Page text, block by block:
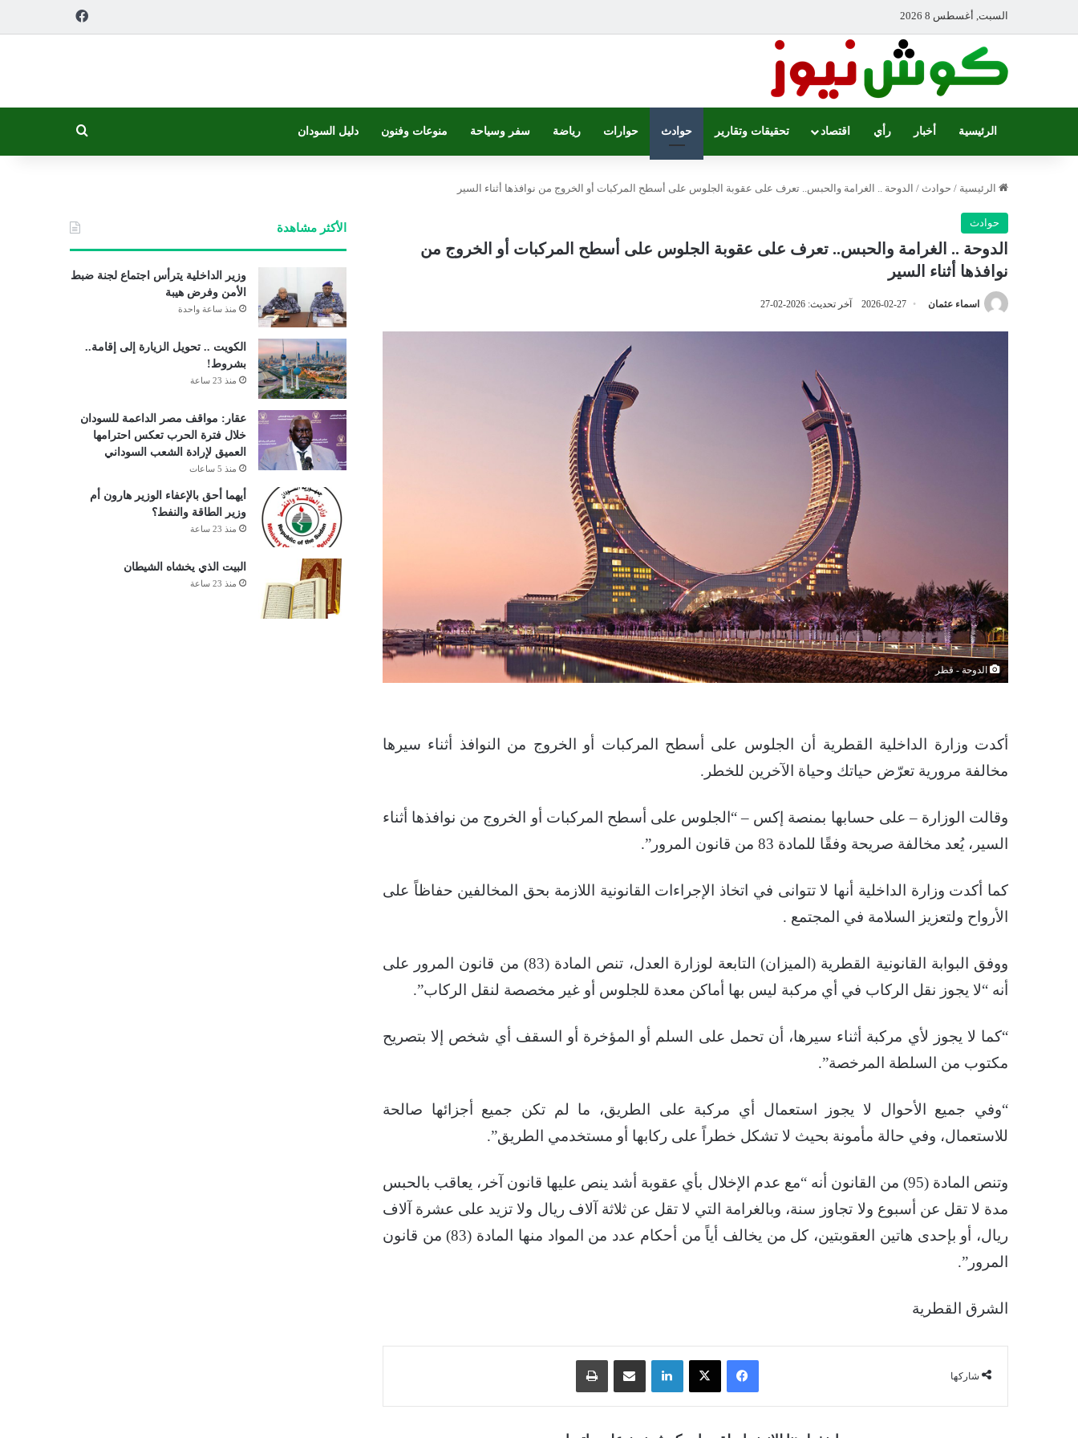
السبت, أغسطس 8 2026
الرئيسية أخبار رأي اقتصاد تحقيقات وتقارير حوادث حوارات رياضة سفر وسياحة منوعات وفنون دليل السودان
الرئيسية / حوادث / الدوحة .. الغرامة والحبس.. تعرف على عقوبة الجلوس على أسطح المركبات أو الخروج من نوافذها أثناء السير
حوادث
الدوحة .. الغرامة والحبس.. تعرف على عقوبة الجلوس على أسطح المركبات أو الخروج من
نوافذها أثناء السير
اسماء عثمان 2026-02-27 آخر تحديث: 2026-02-27
الدوحة - قطر
أكدت وزارة الداخلية القطرية أن الجلوس على أسطح المركبات أو الخروج من النوافذ أثناء سيرها
مخالفة مرورية تعرّض حياتك وحياة الآخرين للخطر.
وقالت الوزارة – على حسابها بمنصة إكس – “الجلوس على أسطح المركبات أو الخروج من نوافذها أثناء
السير، يُعد مخالفة صريحة وفقًا للمادة 83 من قانون المرور”.
كما أكدت وزارة الداخلية أنها لا تتوانى في اتخاذ الإجراءات القانونية اللازمة بحق المخالفين حفاظاً على
الأرواح ولتعزيز السلامة في المجتمع .
ووفق البوابة القانونية القطرية (الميزان) التابعة لوزارة العدل، تنص المادة (83) من قانون المرور على
أنه “لا يجوز نقل الركاب في أي مركبة ليس بها أماكن معدة للجلوس أو غير مخصصة لنقل الركاب”.
“كما لا يجوز لأي مركبة أثناء سيرها، أن تحمل على السلم أو المؤخرة أو السقف أي شخص إلا بتصريح
مكتوب من السلطة المرخصة”.
“وفي جميع الأحوال لا يجوز استعمال أي مركبة على الطريق، ما لم تكن جميع أجزائها صالحة
للاستعمال، وفي حالة مأمونة بحيث لا تشكل خطراً على ركابها أو مستخدمي الطريق”.
وتنص المادة (95) من القانون أنه “مع عدم الإخلال بأي عقوبة أشد ينص عليها قانون آخر، يعاقب بالحبس
مدة لا تقل عن أسبوع ولا تجاوز سنة، وبالغرامة التي لا تقل عن ثلاثة آلاف ريال ولا تزيد على عشرة آلاف
ريال، أو بإحدى هاتين العقوبتين، كل من يخالف أياً من أحكام عدد من المواد منها المادة (83) من قانون
المرور”.
الشرق القطرية
شاركها
فيسبوك ‫X لينكدإن مشاركة عبر البريد
الأكثر مشاهدة
وزير الداخلية يترأس اجتماع لجنة ضبط
الأمن وفرض هيبة
منذ ساعة واحدة
الكويت .. تحويل الزيارة إلى إقامة..
بشروط!
منذ 23 ساعة
عقار: مواقف مصر الداعمة للسودان
خلال فترة الحرب تعكس احترامها
العميق لإرادة الشعب السوداني
منذ 5 ساعات
أيهما أحق بالإعفاء الوزير هارون أم
وزير الطاقة والنفط؟
منذ 23 ساعة
البيت الذي يخشاه الشيطان
منذ 23 ساعة